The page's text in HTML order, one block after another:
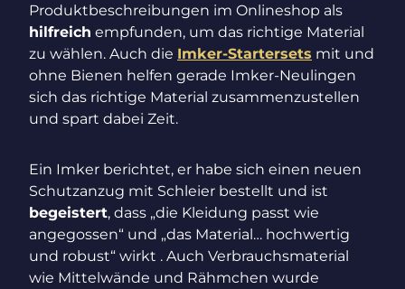
Produktbeschreibungen im Onlineshop als
hilfreich empfunden, um das richtige Material
zu wählen. Auch die Imker-Startersets mit und
ohne Bienen helfen gerade Imker-Neulingen
sich das richtige Material zusammenzustellen
und spart dabei Zeit.
Ein Imker berichtet, er habe sich einen neuen
Schutzanzug mit Schleier bestellt und ist
begeistert, dass „die Kleidung passt wie
angegossen“ und „das Material… hochwertig
und robust“ wirkt . Auch Verbrauchsmaterial
wie Mittelwände und Rähmchen wurde